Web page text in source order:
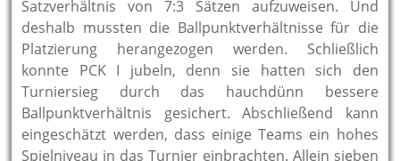
Satzverhältnis von 7:3 Sätzen aufzuweisen. Und
deshalb mussten die Ballpunktverhältnisse für die
Platzierung herangezogen werden. Schließlich
konnte PCK I jubeln, denn sie hatten sich den
Turniersieg durch das hauchdünn bessere
Ballpunktverhältnis gesichert. Abschließend kann
eingeschätzt werden, dass einige Teams ein hohes
Spielniveau in das Turnier einbrachten. Allein sieben